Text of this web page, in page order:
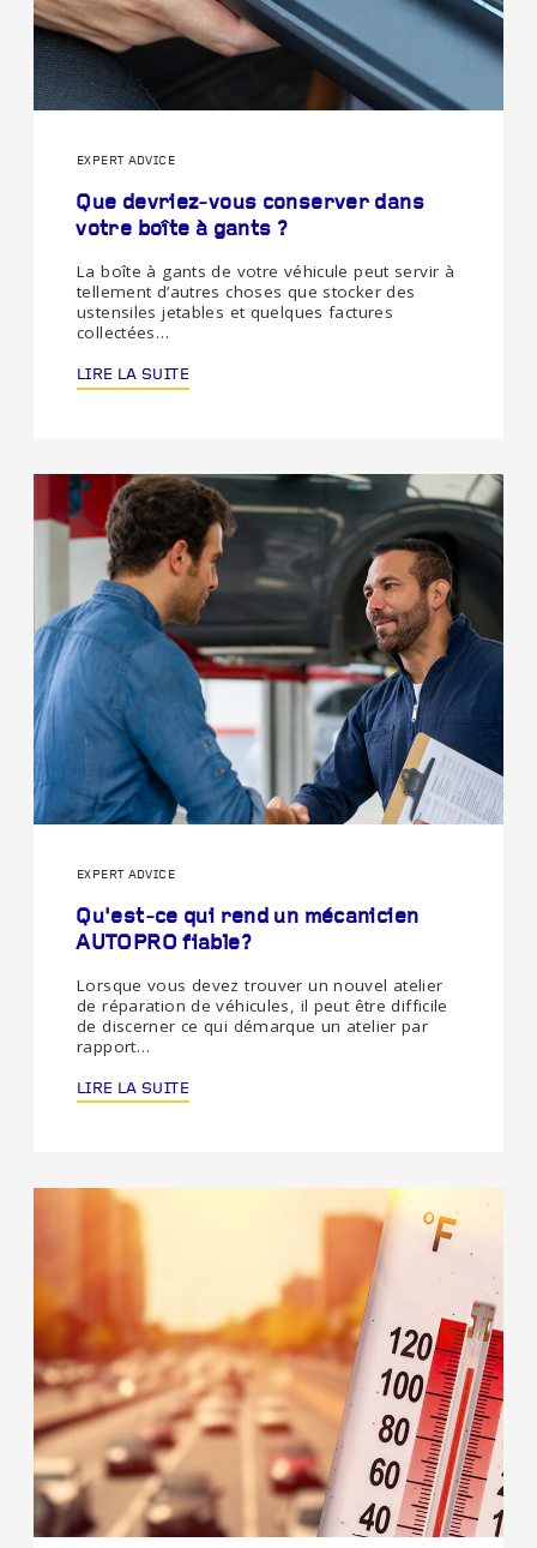
EXPERT ADVICE
Que devriez-vous conserver dans
votre boîte à gants ?
La boîte à gants de votre véhicule peut servir à
tellement d’autres choses que stocker des
ustensiles jetables et quelques factures
collectées…
LIRE LA SUITE
EXPERT ADVICE
Qu'est-ce qui rend un mécanicien
AUTOPRO fiable?
Lorsque vous devez trouver un nouvel atelier
de réparation de véhicules, il peut être difficile
de discerner ce qui démarque un atelier par
rapport…
LIRE LA SUITE